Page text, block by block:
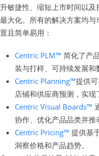
升敏捷性、缩短上市时间以
最大化。所有的解决方案均
置且简单易用：
Centric PLM™ 简化了产
装与打样、可持续发展和
Centric Planning™提供
店铺和供应商预测，实现
Centric Visual Boards™
协作、优化产品品类并推
Centric Pricing™ 提供基
洞察价格和产品趋势。